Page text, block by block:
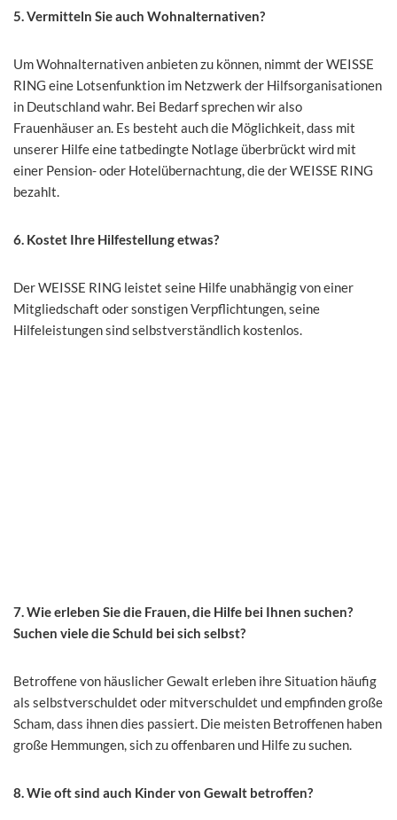
5. Vermitteln Sie auch Wohnalternativen?
Um Wohnalternativen anbieten zu können, nimmt der WEISSE
RING eine Lotsenfunktion im Netzwerk der Hilfsorganisationen
in Deutschland wahr. Bei Bedarf sprechen wir also
Frauenhäuser an. Es besteht auch die Möglichkeit, dass mit
unserer Hilfe eine tatbedingte Notlage überbrückt wird mit
einer Pension- oder Hotelübernachtung, die der WEISSE RING
bezahlt.
6. Kostet Ihre Hilfestellung etwas?
Der WEISSE RING leistet seine Hilfe unabhängig von einer
Mitgliedschaft oder sonstigen Verpflichtungen, seine
Hilfeleistungen sind selbstverständlich kostenlos.
7. Wie erleben Sie die Frauen, die Hilfe bei Ihnen suchen?
Suchen viele die Schuld bei sich selbst?
Betroffene von häuslicher Gewalt erleben ihre Situation häufig
als selbstverschuldet oder mitverschuldet und empfinden große
Scham, dass ihnen dies passiert. Die meisten Betroffenen haben
große Hemmungen, sich zu offenbaren und Hilfe zu suchen.
8. Wie oft sind auch Kinder von Gewalt betroffen?